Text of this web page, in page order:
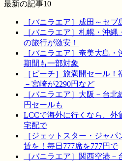
最新の記事10
［バニラエア］成田～セ
［バニラエア］札幌・沖
の旅行が激安！
［バニラエア］奄美大島
期間も一部対象
［ピーチ］旅満開セール
－宮崎が2290円など
［バニラエア］大阪－台
円セールも
LCCで海外に行くなら、外
宅配で
［ジェットスター・ジャ
賃を！毎日777席を777円で
［バニラエア］関西空港